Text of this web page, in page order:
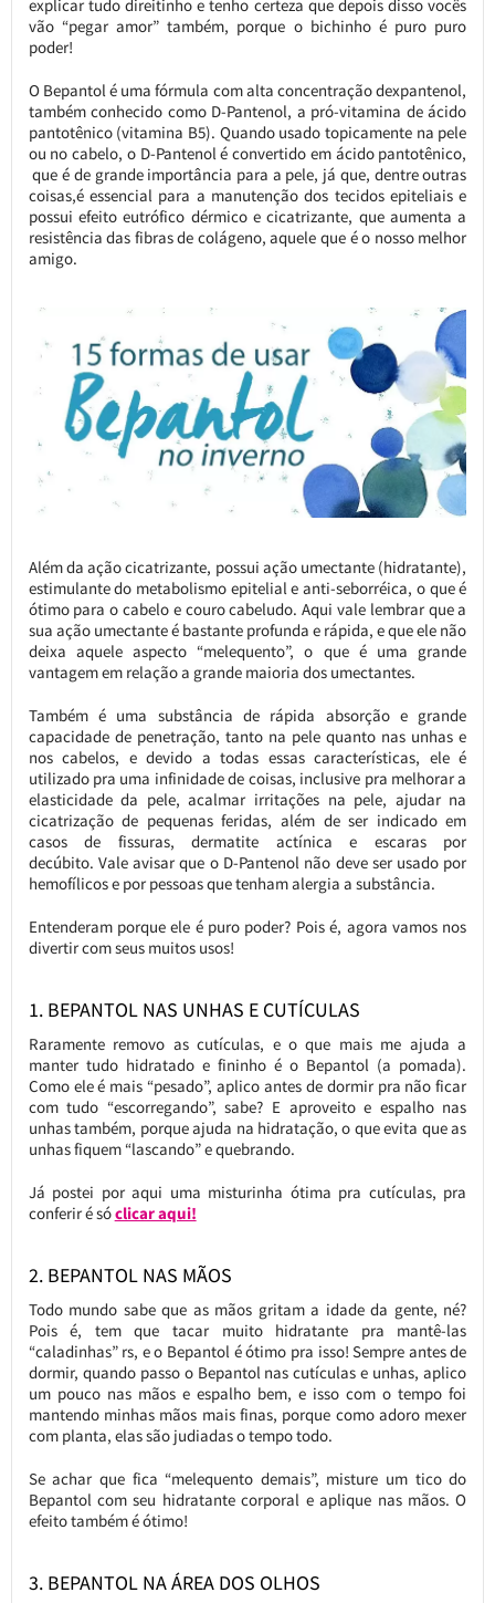
explicar tudo direitinho e tenho certeza que depois disso vocês
vão “pegar amor” também, porque o bichinho é puro puro
poder!
O Bepantol é uma fórmula com alta concentração dexpantenol,
também conhecido como D-Pantenol, a pró-vitamina de ácido
pantotênico (vitamina B5). Quando usado topicamente na pele
ou no cabelo, o D-Pantenol é convertido em ácido pantotênico,
que é de grande importância para a pele, já que, dentre outras
coisas,é essencial para a manutenção dos tecidos epiteliais e
possui efeito eutrófico dérmico e cicatrizante, que aumenta a
resistência das fibras de colágeno, aquele que é o nosso melhor
amigo.
Além da ação cicatrizante, possui ação umectante (hidratante),
estimulante do metabolismo epitelial e anti-seborréica, o que é
ótimo para o cabelo e couro cabeludo. Aqui vale lembrar que a
sua ação umectante é bastante profunda e rápida, e que ele não
deixa aquele aspecto “melequento”, o que é uma grande
vantagem em relação a grande maioria dos umectantes.
Também é uma substância de rápida absorção e grande
capacidade de penetração, tanto na pele quanto nas unhas e
nos cabelos, e devido a todas essas características, ele é
utilizado pra uma infinidade de coisas, inclusive pra melhorar a
elasticidade da pele, acalmar irritações na pele, ajudar na
cicatrização de pequenas feridas, além de ser indicado em
casos de fissuras, dermatite actínica e escaras por
decúbito. Vale avisar que o D-Pantenol não deve ser usado por
hemofílicos e por pessoas que tenham alergia a substância.
Entenderam porque ele é puro poder? Pois é, agora vamos nos
divertir com seus muitos usos!
1. BEPANTOL NAS UNHAS E CUTÍCULAS
Raramente removo as cutículas, e o que mais me ajuda a
manter tudo hidratado e fininho é o Bepantol (a pomada).
Como ele é mais “pesado”, aplico antes de dormir pra não ficar
com tudo “escorregando”, sabe? E aproveito e espalho nas
unhas também, porque ajuda na hidratação, o que evita que as
unhas fiquem “lascando” e quebrando.
Já postei por aqui uma misturinha ótima pra cutículas, pra
conferir é sóclicar aqui!
2. BEPANTOL NAS MÃOS
Todo mundo sabe que as mãos gritam a idade da gente, né?
Pois é, tem que tacar muito hidratante pra mantê-las
“caladinhas” rs, e o Bepantol é ótimo pra isso! Sempre antes de
dormir, quando passo o Bepantol nas cutículas e unhas, aplico
um pouco nas mãos e espalho bem, e isso com o tempo foi
mantendo minhas mãos mais finas, porque como adoro mexer
com planta, elas são judiadas o tempo todo.
Se achar que fica “melequento demais”, misture um tico do
Bepantol com seu hidratante corporal e aplique nas mãos. O
efeito também é ótimo!
3. BEPANTOL NA ÁREA DOS OLHOS